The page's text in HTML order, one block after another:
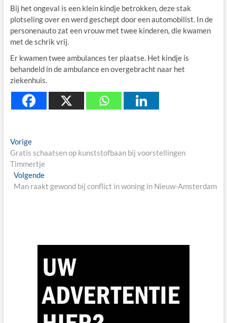
Bij het ongeval is een klein kindje betrokken, deze stak
plotseling over en werd geschept door een automobilist. In de
personenauto zat een vrouw met twee kinderen, die kwamen
met de schrik vrij.
Er kwamen twee ambulances ter plaatse. Het kindje is
behandeld in de ambulance en overgebracht naar het
ziekenhuis.
Berichtnavigatie
VorigePrevious
post:
Gratis schaatsen op kunststofbaan bij voorstellingen
Timmertje
VolgendeNext
post:
Man raakt gewond bij conflict in woning in Nieuw-Amsterdam